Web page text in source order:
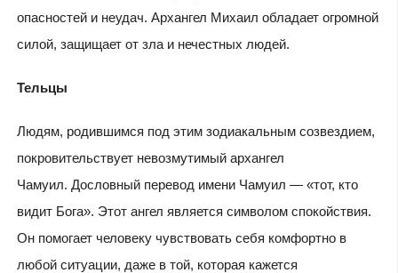
опасностей и неудач. Архангел Михаил обладает огромной
силой, защищает от зла и нечестных людей.
Тельцы
Людям, родившимся под этим зодиакальным созвездием,
покровительствует невозмутимый архангел
Чамуил. Дословный перевод имени Чамуил — «тот, кто
видит Бога». Этот ангел является символом спокойствия.
Он помогает человеку чувствовать себя комфортно в
любой ситуации, даже в той, которая кажется